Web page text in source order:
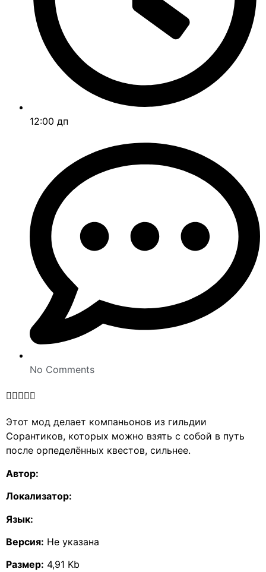
12:00 дп
No Comments

Этот мод делает компаньонов из гильдии
Сорантиков, которых можно взять с собой в путь
после орпеделённых квестов, сильнее.
Автор:
Локализатор:
Язык:
Версия: Не указана
Размер: 4,91 Kb